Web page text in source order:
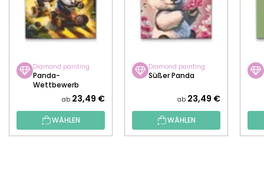
Diamond painting
Panda-
Wettbewerb
ab 23,49 €
WÄHLEN
Diamond painting
Süßer Panda
ab 23,49 €
WÄHLEN